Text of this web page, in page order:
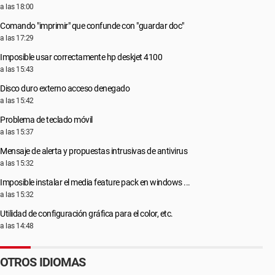
Configuración:
a las 18:00
Comando "imprimir" que confunde con "guardar doc"
a las 17:29
Imposible usar correctamente hp deskjet 4100
a las 15:43
Disco duro externo acceso denegado
a las 15:42
Problema de teclado móvil
a las 15:37
Mensaje de alerta y propuestas intrusivas de antivirus
a las 15:32
Imposible instalar el media feature pack en windows ...
a las 15:32
Utilidad de configuración gráfica para el color, etc.
a las 14:48
OTROS IDIOMAS